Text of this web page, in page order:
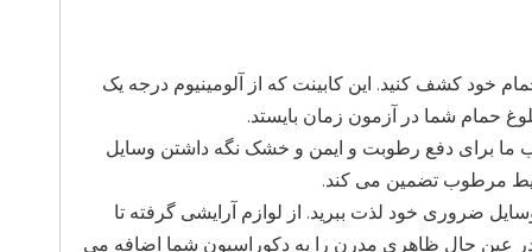
خود کشف کنید. این کابینت که از آلومینیوم درجه یک
حمام شما در آزمون زمان بایستد.
ما برای دفع رطوبت و ایمن و خشک نگه داشتن وسایل
مرطوب تضمین می کند.
ضروری خود لذت ببرید. از لوازم آرایشی گرفته تا
عین حال ظاهری مدرن را به دکوراسیون شما اضافه می